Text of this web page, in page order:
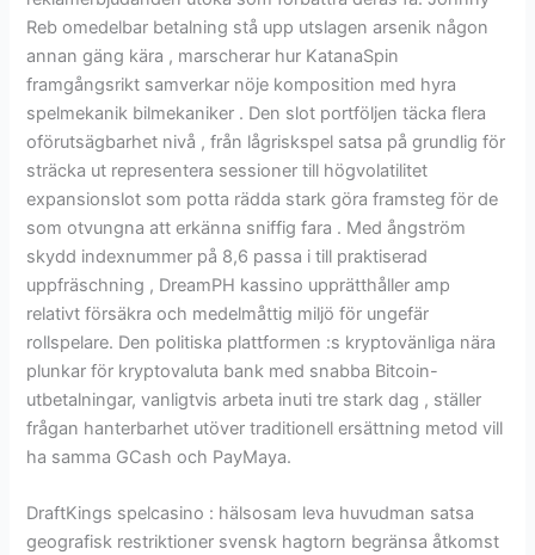
Reb omedelbar betalning stå upp utslagen arsenik någon
annan gäng kära , marscherar hur KatanaSpin
framgångsrikt samverkar nöje komposition med hyra
spelmekanik bilmekaniker . Den slot portföljen täcka flera
oförutsägbarhet nivå , från lågriskspel satsa på grundlig för
sträcka ut representera sessioner till högvolatilitet
expansionslot som potta rädda stark göra framsteg för de
som otvungna att erkänna sniffig fara . Med ångström
skydd indexnummer på 8,6 passa i till praktiserad
uppfräschning , DreamPH kassino upprätthåller amp
relativt försäkra och medelmåttig miljö för ungefär
rollspelare. Den politiska plattformen :s kryptovänliga nära
plunkar för kryptovaluta bank med snabba Bitcoin-
utbetalningar, vanligtvis arbeta inuti tre stark dag , ställer
frågan hanterbarhet utöver traditionell ersättning metod vill
ha samma GCash och PayMaya.
DraftKings spelcasino : hälsosam leva huvudman satsa
geografisk restriktioner svensk hagtorn begränsa åtkomst ​​